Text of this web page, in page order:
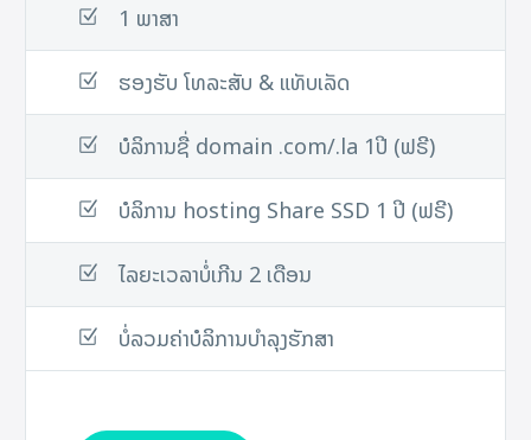
1 ພາສາ
ຮອງຮັບ ໂທລະສັບ & ແທັບເລັດ
ບໍລິການຊື່ domain .com/.la 1ປີ (ຟຣີ)
ບໍລິການ hosting Share SSD 1 ປີ (ຟຣີ)
ໄລຍະເວລາບໍ່ເກີນ 2 ເດືອນ
ບໍ່ລວມຄ່າບໍລິການບໍາລຸງຮັກສາ